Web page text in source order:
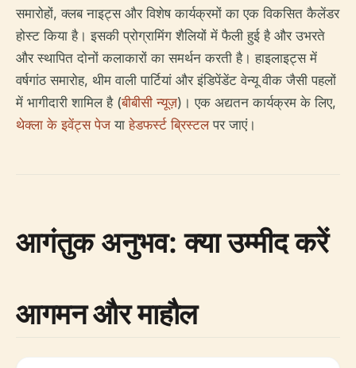
समारोहों, क्लब नाइट्स और विशेष कार्यक्रमों का एक विकसित कैलेंडर
होस्ट किया है। इसकी प्रोग्रामिंग शैलियों में फैली हुई है और उभरते
और स्थापित दोनों कलाकारों का समर्थन करती है। हाइलाइट्स में
वर्षगांठ समारोह, थीम वाली पार्टियां और इंडिपेंडेंट वेन्यू वीक जैसी पहलों
में भागीदारी शामिल है (बीबीसी न्यूज़)। एक अद्यतन कार्यक्रम के लिए,
थेक्ला के इवेंट्स पेज याहेडफर्स्ट ब्रिस्टलपर जाएं।
आगंतुक अनुभव: क्या उम्मीद करें
आगमन और माहौल